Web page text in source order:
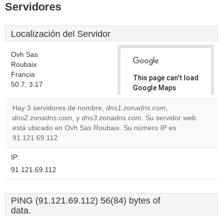
Servidores
Localización del Servidor
Ovh Sas
Roubaix
Francia
50.7, 3.17
This page can't load
Google Maps
correctly.
Do you
own this
Hay 3 servidores de nombre, dns1.zonadns.com,
dns2.zonadns.com, y dns3.zonadns.com. Su servidor web
está ubicado en Ovh Sas Roubaix. Su número IP es
91.121.69.112.
IP:
91.121.69.112
PING (91.121.69.112) 56(84) bytes of
data.